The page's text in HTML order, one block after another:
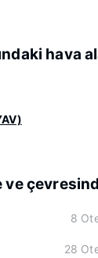
hava
ve
8
28